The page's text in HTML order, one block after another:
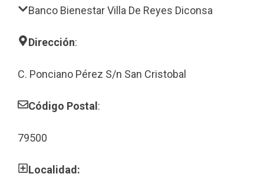
Banco Bienestar Villa De Reyes Diconsa
Dirección:
C. Ponciano Pérez S/n San Cristobal
Código Postal :
79500
Localidad: